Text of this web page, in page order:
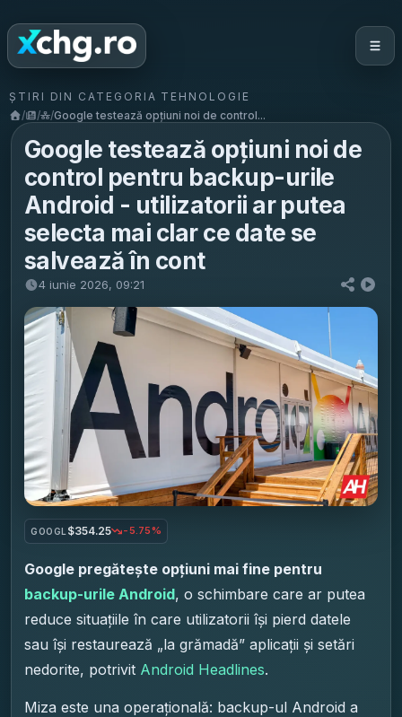
ȘTIRI DIN CATEGORIA TEHNOLOGIE
/
/ /Google testează opțiuni noi de control...
Google testează opțiuni noi de
control pentru backup-urile
Android - utilizatorii ar putea
selecta mai clar ce date se
salvează în cont
4 iunie 2026, 09:21
GOOGL $354.25 -5.75%
Google pregătește opțiuni mai fine pentru
backup-urile Android, o schimbare care ar putea
reduce situațiile în care utilizatorii își pierd datele
sau își restaurează „la grămadă” aplicații și setări
nedorite, potrivit Android Headlines.
Miza este una operațională: backup-ul Android a